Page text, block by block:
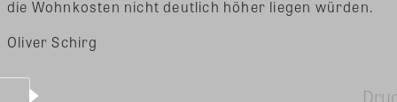
die Wohnkosten nicht deutlich höher liegen würden.
Oliver Schirg